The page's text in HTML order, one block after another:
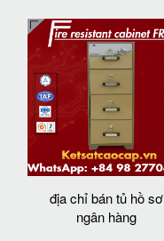
địa chỉ bán tủ hồ sơ
ngân hàng